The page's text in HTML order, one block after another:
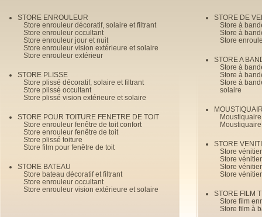
STORE ENROULEUR
Store enrouleur décoratif, solaire et filtrant
Store enrouleur occultant
Store enrouleur jour et nuit
Store enrouleur vision extérieure et solaire
Store enrouleur extérieur
STORE PLISSE
Store plissé décoratif, solaire et filtrant
Store plissé occultant
Store plissé vision extérieure et solaire
STORE POUR TOITURE FENETRE DE TOIT
Store enrouleur fenêtre de toit confort
Store enrouleur fenêtre de toit
Store plissé toiture
Store film pour fenêtre de toit
STORE BATEAU
Store bateau décoratif et filtrant
Store enrouleur occultant
Store enrouleur vision extérieure et solaire
STORE DE
Store à
Store à
Store
STORE A
Store à
Store à
Store à
solaire
STORE
Store
Store
Store
Store
STORE FILM
Store film
Store film à